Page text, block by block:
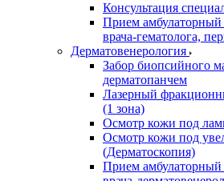
Консультация
Прием амбулаторный
врача-гематолога,
Дерматовенерология
Забор биопсийного
дерматопанчем
Лазерный
(1 зона)
Осмотр кожи под
Осмотр кожи под
(Дерматоскопия)
Прием амбулаторный